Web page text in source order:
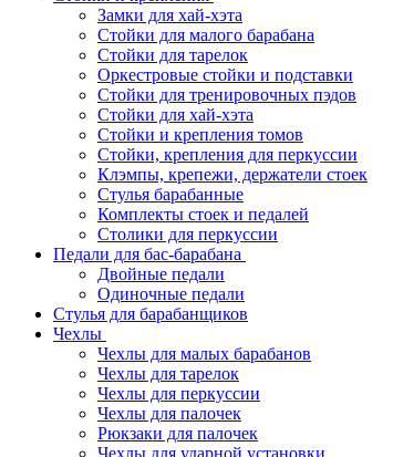
Замки для хай-хэта
Стойки для малого барабана
Стойки для тарелок
Оркестровые стойки и подставки
Стойки для тренировочных пэдов
Стойки для хай-хэта
Стойки и крепления томов
Стойки, крепления для перкуссии
Клэмпы, крепежи, держатели стоек
Стулья барабанные
Комплекты стоек и педалей
Столики для перкуссии
Педали для бас-барабана
Двойные педали
Одиночные педали
Стулья для барабанщиков
Чехлы
Чехлы для малых барабанов
Чехлы для тарелок
Чехлы для перкуссии
Чехлы для палочек
Рюкзаки для палочек
Чехлы для ударной установки